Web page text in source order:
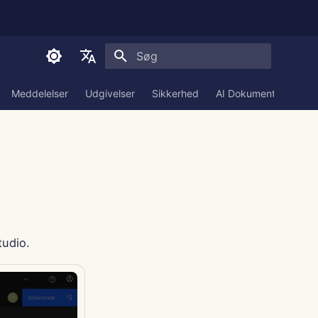
English
日本語
한국어
Meddelelser Udgivelser Sikkerhed AI Dokumentation